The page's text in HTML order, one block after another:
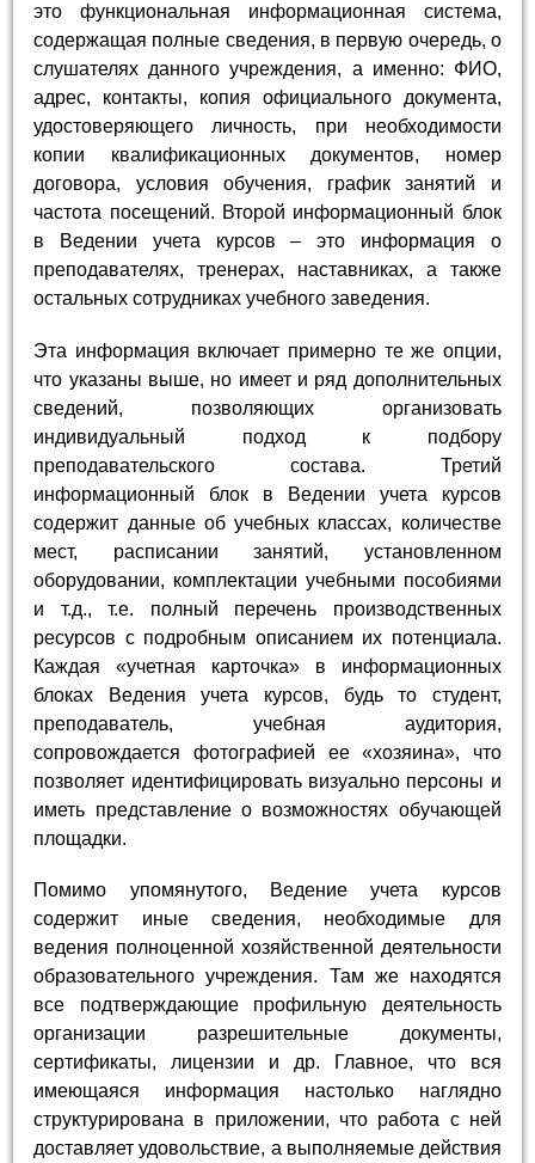
это функциональная информационная система,
содержащая полные сведения, в первую очередь, о
слушателях данного учреждения, а именно: ФИО,
адрес, контакты, копия официального документа,
удостоверяющего личность, при необходимости
копии квалификационных документов, номер
договора, условия обучения, график занятий и
частота посещений. Второй информационный блок
в Ведении учета курсов – это информация о
преподавателях, тренерах, наставниках, а также
остальных сотрудниках учебного заведения.
Эта информация включает примерно те же опции,
что указаны выше, но имеет и ряд дополнительных
сведений, позволяющих организовать
индивидуальный подход к подбору
преподавательского состава. Третий
информационный блок в Ведении учета курсов
содержит данные об учебных классах, количестве
мест, расписании занятий, установленном
оборудовании, комплектации учебными пособиями
и т.д., т.е. полный перечень производственных
ресурсов с подробным описанием их потенциала.
Каждая «учетная карточка» в информационных
блоках Ведения учета курсов, будь то студент,
преподаватель, учебная аудитория,
сопровождается фотографией ее «хозяина», что
позволяет идентифицировать визуально персоны и
иметь представление о возможностях обучающей
площадки.
Помимо упомянутого, Ведение учета курсов
содержит иные сведения, необходимые для
ведения полноценной хозяйственной деятельности
образовательного учреждения. Там же находятся
все подтверждающие профильную деятельность
организации разрешительные документы,
сертификаты, лицензии и др. Главное, что вся
имеющаяся информация настолько наглядно
структурирована в приложении, что работа с ней
доставляет удовольствие, а выполняемые действия